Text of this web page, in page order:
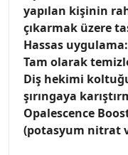
yapılan kişinin
çıkarmak üzere
Hassas uygulama:
Tam olarak
Diş hekimi
şırıngaya
Opalescence
(potasyum nitrat